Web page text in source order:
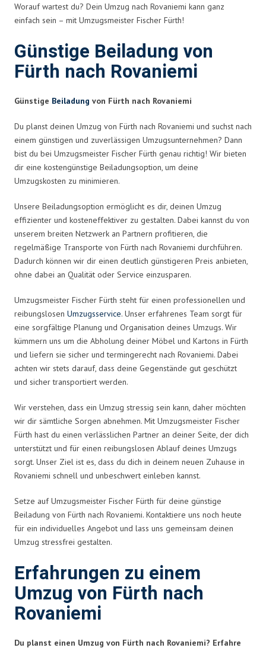
Worauf wartest du? Dein Umzug nach Rovaniemi kann ganz
einfach sein – mit Umzugsmeister Fischer Fürth!
Günstige Beiladung von
Fürth nach Rovaniemi
Günstige Beiladung von Fürth nach Rovaniemi
Du planst deinen Umzug von Fürth nach Rovaniemi und suchst nach
einem günstigen und zuverlässigen Umzugsunternehmen? Dann
bist du bei Umzugsmeister Fischer Fürth genau richtig! Wir bieten
dir eine kostengünstige Beiladungsoption, um deine
Umzugskosten zu minimieren.
Unsere Beiladungsoption ermöglicht es dir, deinen Umzug
effizienter und kosteneffektiver zu gestalten. Dabei kannst du von
unserem breiten Netzwerk an Partnern profitieren, die
regelmäßige Transporte von Fürth nach Rovaniemi durchführen.
Dadurch können wir dir einen deutlich günstigeren Preis anbieten,
ohne dabei an Qualität oder Service einzusparen.
Umzugsmeister Fischer Fürth steht für einen professionellen und
reibungslosen Umzugsservice. Unser erfahrenes Team sorgt für
eine sorgfältige Planung und Organisation deines Umzugs. Wir
kümmern uns um die Abholung deiner Möbel und Kartons in Fürth
und liefern sie sicher und termingerecht nach Rovaniemi. Dabei
achten wir stets darauf, dass deine Gegenstände gut geschützt
und sicher transportiert werden.
Wir verstehen, dass ein Umzug stressig sein kann, daher möchten
wir dir sämtliche Sorgen abnehmen. Mit Umzugsmeister Fischer
Fürth hast du einen verlässlichen Partner an deiner Seite, der dich
unterstützt und für einen reibungslosen Ablauf deines Umzugs
sorgt. Unser Ziel ist es, dass du dich in deinem neuen Zuhause in
Rovaniemi schnell und unbeschwert einleben kannst.
Setze auf Umzugsmeister Fischer Fürth für deine günstige
Beiladung von Fürth nach Rovaniemi. Kontaktiere uns noch heute
für ein individuelles Angebot und lass uns gemeinsam deinen
Umzug stressfrei gestalten.
Erfahrungen zu einem
Umzug von Fürth nach
Rovaniemi
Du planst einen Umzug von Fürth nach Rovaniemi? Erfahre